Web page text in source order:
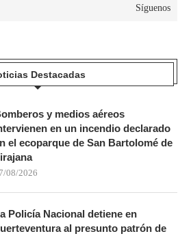
Síguenos
Destacadas
y medios aéreos
en un incendio declarado
el ecoparque de San Bartolomé de
08/2026
Policía Nacional detiene en
al presunto patrón de